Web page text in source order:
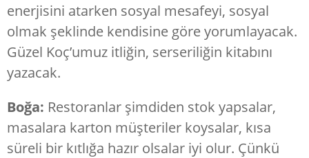
enerjisini atarken sosyal mesafeyi, sosyal
olmak şeklinde kendisine göre yorumlayacak.
Güzel Koç’umuz itliğin, serseriliğin kitabını
yazacak.
Boğa: Restoranlar şimdiden stok yapsalar,
masalara karton müşteriler koysalar, kısa
süreli bir kıtlığa hazır olsalar iyi olur. Çünkü